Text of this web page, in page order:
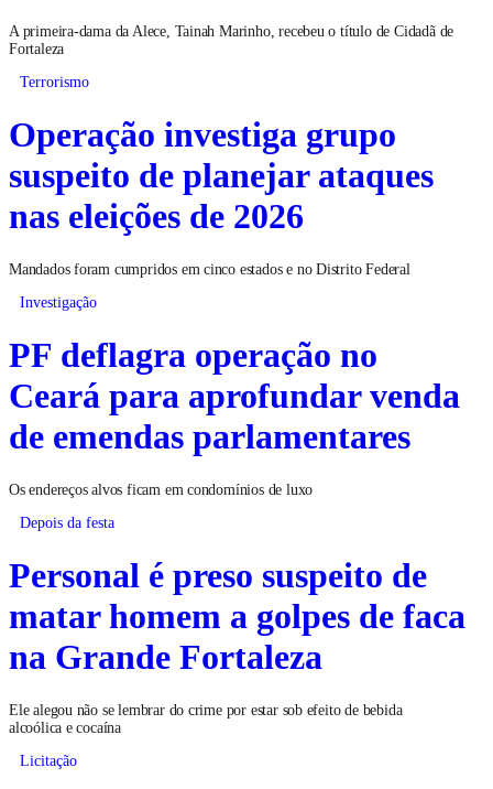
A primeira-dama da Alece, Tainah Marinho, recebeu o título de Cidadã de
Fortaleza
Terrorismo
Operação investiga grupo
suspeito de planejar ataques
nas eleições de 2026
Mandados foram cumpridos em cinco estados e no Distrito Federal
Investigação
PF deflagra operação no
Ceará para aprofundar venda
de emendas parlamentares
Os endereços alvos ficam em condomínios de luxo
Depois da festa
Personal é preso suspeito de
matar homem a golpes de faca
na Grande Fortaleza
Ele alegou não se lembrar do crime por estar sob efeito de bebida
alcoólica e cocaína
Licitação